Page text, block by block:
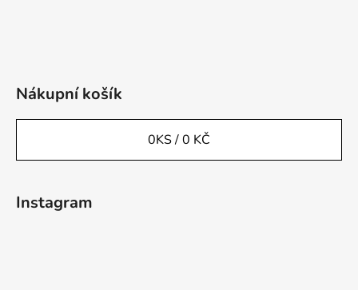
Nákupní košík
0KS /0 KČ
Instagram